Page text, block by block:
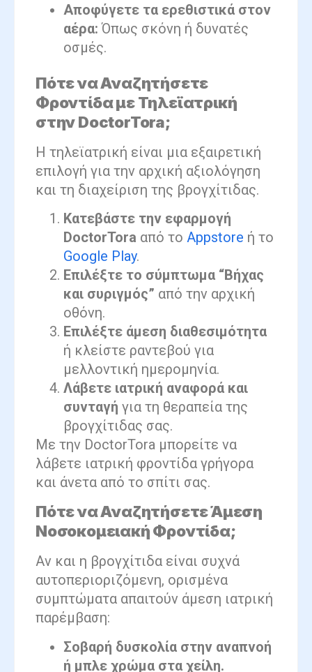
Αποφύγετε τα ερεθιστικά στον
αέρα: Όπως σκόνη ή δυνατές
οσμές.
Πότε να Αναζητήσετε
Φροντίδα με Τηλεϊατρική
στην DoctorTora;
Η τηλεϊατρική είναι μια εξαιρετική
επιλογή για την αρχική αξιολόγηση
και τη διαχείριση της βρογχίτιδας.
Κατεβάστε την εφαρμογή
DoctorTora από το Appstore ή το
Google Play.
Επιλέξτε το σύμπτωμα “Βήχας
και συριγμός” από την αρχική
οθόνη.
Επιλέξτε άμεση διαθεσιμότητα
ή κλείστε ραντεβού για
μελλοντική ημερομηνία.
Λάβετε ιατρική αναφορά και
συνταγή για τη θεραπεία της
βρογχίτιδας σας.
Με την DoctorTora μπορείτε να
λάβετε ιατρική φροντίδα γρήγορα
και άνετα από το σπίτι σας.
Πότε να Αναζητήσετε Άμεση
Νοσοκομειακή Φροντίδα;
Αν και η βρογχίτιδα είναι συχνά
αυτοπεριοριζόμενη, ορισμένα
συμπτώματα απαιτούν άμεση ιατρική
παρέμβαση:
Σοβαρή δυσκολία στην αναπνοή
ή μπλε χρώμα στα χείλη.